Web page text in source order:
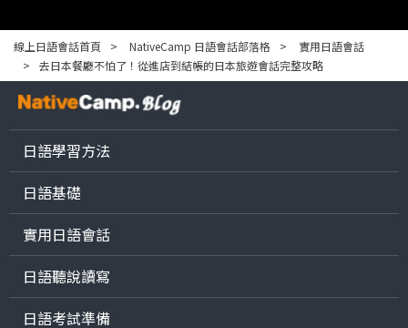
線上日語會話首頁 NativeCamp 日語會話部落格
實用日語會話
去日本餐廳不怕了！從進店到結帳的日本旅遊會話完整攻略
日語學習方法
日語基礎
實用日語會話
日語聽說讀寫
日語考試準備